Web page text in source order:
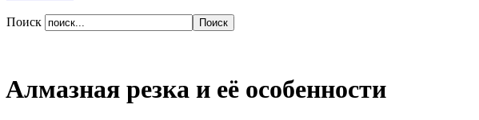
Поиск
Алмазная резка и её особенности